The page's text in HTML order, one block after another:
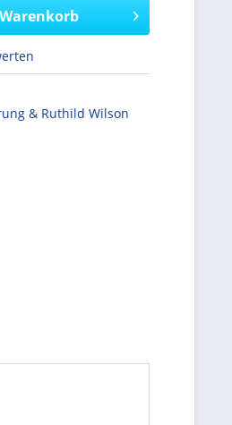
Warenkorb
& Ruthild Wilson